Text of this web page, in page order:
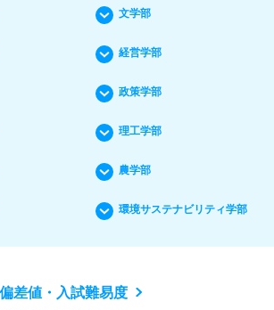
文学部
経営学部
政策学部
理工学部
農学部
環境サステナビリティ学部
差値・入試難易度